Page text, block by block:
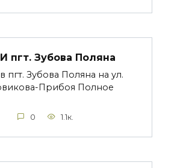
пгт. Зубова Поляна
пгт. Зубова Поляна на ул.
Прибоя Полное
0 1.1к.